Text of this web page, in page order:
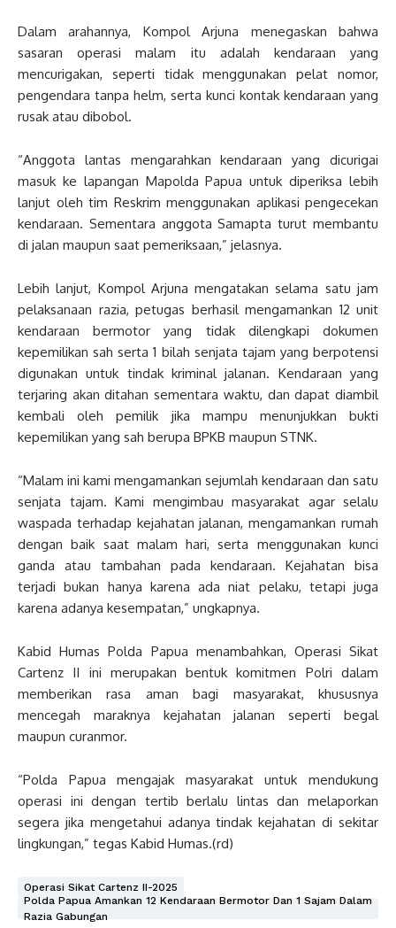
Dalam arahannya, Kompol Arjuna menegaskan bahwa
sasaran operasi malam itu adalah kendaraan yang
mencurigakan, seperti tidak menggunakan pelat nomor,
pengendara tanpa helm, serta kunci kontak kendaraan yang
rusak atau dibobol.
“Anggota lantas mengarahkan kendaraan yang dicurigai
masuk ke lapangan Mapolda Papua untuk diperiksa lebih
lanjut oleh tim Reskrim menggunakan aplikasi pengecekan
kendaraan. Sementara anggota Samapta turut membantu
di jalan maupun saat pemeriksaan,” jelasnya.
Lebih lanjut, Kompol Arjuna mengatakan selama satu jam
pelaksanaan razia, petugas berhasil mengamankan 12 unit
kendaraan bermotor yang tidak dilengkapi dokumen
kepemilikan sah serta 1 bilah senjata tajam yang berpotensi
digunakan untuk tindak kriminal jalanan. Kendaraan yang
terjaring akan ditahan sementara waktu, dan dapat diambil
kembali oleh pemilik jika mampu menunjukkan bukti
kepemilikan yang sah berupa BPKB maupun STNK.
“Malam ini kami mengamankan sejumlah kendaraan dan satu
senjata tajam. Kami mengimbau masyarakat agar selalu
waspada terhadap kejahatan jalanan, mengamankan rumah
dengan baik saat malam hari, serta menggunakan kunci
ganda atau tambahan pada kendaraan. Kejahatan bisa
terjadi bukan hanya karena ada niat pelaku, tetapi juga
karena adanya kesempatan,” ungkapnya.
Kabid Humas Polda Papua menambahkan, Operasi Sikat
Cartenz II ini merupakan bentuk komitmen Polri dalam
memberikan rasa aman bagi masyarakat, khususnya
mencegah maraknya kejahatan jalanan seperti begal
maupun curanmor.
“Polda Papua mengajak masyarakat untuk mendukung
operasi ini dengan tertib berlalu lintas dan melaporkan
segera jika mengetahui adanya tindak kejahatan di sekitar
lingkungan,” tegas Kabid Humas.(rd)
Operasi Sikat Cartenz II-2025
Polda Papua Amankan 12 Kendaraan Bermotor Dan 1 Sajam Dalam
Razia Gabungan